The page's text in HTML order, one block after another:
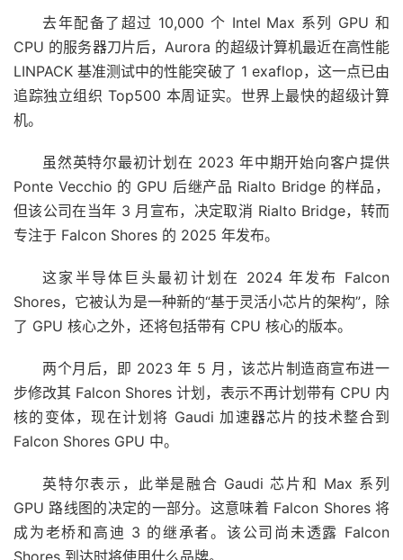
去年配备了超过 10,000 个 Intel Max 系列 GPU 和
CPU 的服务器刀片后，Aurora 的超级计算机最近在高性能
LINPACK 基准测试中的性能突破了 1 exaflop，这一点已由
追踪独立组织 Top500 本周证实。世界上最快的超级计算
机。
虽然英特尔最初计划在 2023 年中期开始向客户提供
Ponte Vecchio 的 GPU 后继产品 Rialto Bridge 的样品，
但该公司在当年 3 月宣布，决定取消 Rialto Bridge，转而
专注于 Falcon Shores 的 2025 年发布。
这家半导体巨头最初计划在 2024 年发布 Falcon
Shores，它被认为是一种新的“基于灵活小芯片的架构”，除
了 GPU 核心之外，还将包括带有 CPU 核心的版本。
两个月后，即 2023 年 5 月，该芯片制造商宣布进一
步修改其 Falcon Shores 计划，表示不再计划带有 CPU 内
核的变体，现在计划将 Gaudi 加速器芯片的技术整合到
Falcon Shores GPU 中。
英特尔表示，此举是融合 Gaudi 芯片和 Max 系列
GPU 路线图的决定的一部分。这意味着 Falcon Shores 将
成为老桥和高迪 3 的继承者。该公司尚未透露 Falcon